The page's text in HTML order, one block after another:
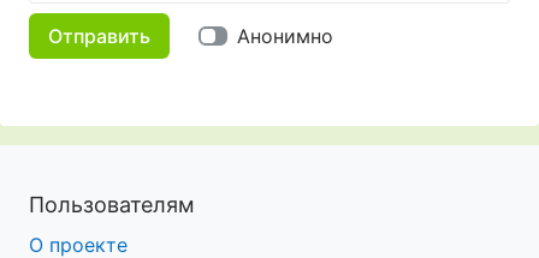
Отправить Анонимно
Пользователям
О проекте